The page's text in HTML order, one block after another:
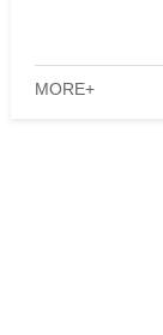
MORE+